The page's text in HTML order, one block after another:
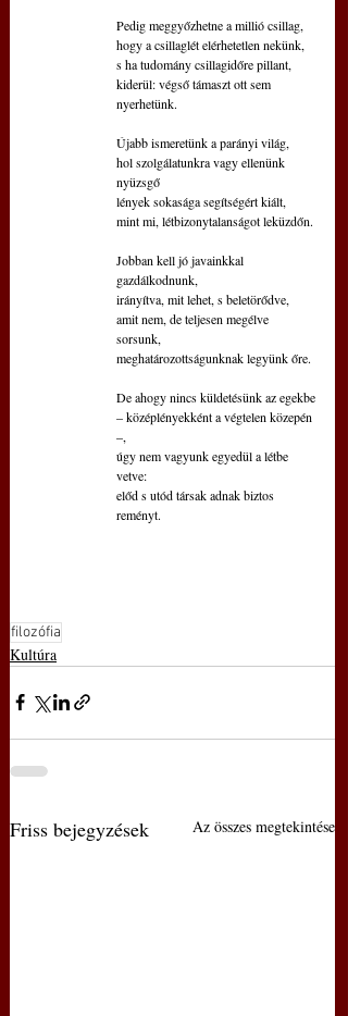
Pedig meggyőzhetne a millió csillag,
hogy a csillaglét elérhetetlen nekünk,
s ha tudomány csillagidőre pillant,
kiderül: végső támaszt ott sem
nyerhetünk.
Újabb ismeretünk a parányi világ,
hol szolgálatunkra vagy ellenünk
nyüzsgő
lények sokasága segítségért kiált,
mint mi, létbizonytalanságot leküzdőn.
Jobban kell jó javainkkal
gazdálkodnunk,
irányítva, mit lehet, s beletörődve,
amit nem, de teljesen megélve
sorsunk,
meghatározottságunknak legyünk őre.
De ahogy nincs küldetésünk az egekbe
– középlényekként a végtelen közepén
–,
úgy nem vagyunk egyedül a létbe
vetve:
előd s utód társak adnak biztos
reményt.
filozófia
Kultúra
Friss bejegyzések Az összes megtekintése